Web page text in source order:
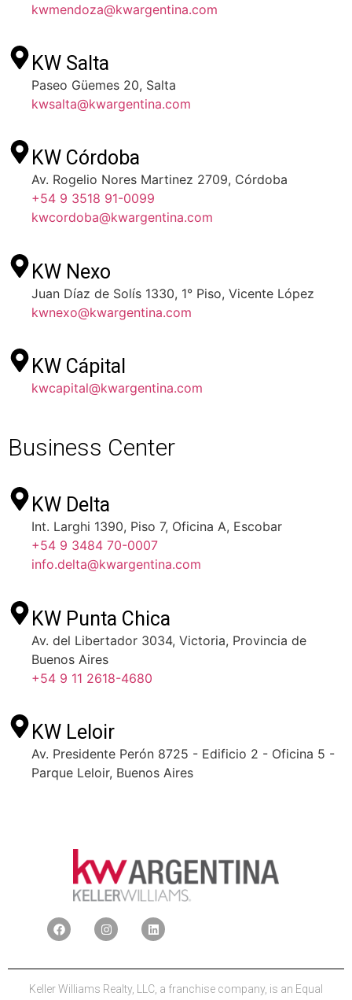
kwmendoza@kwargentina.com
KW Salta
Paseo Güemes 20, Salta
kwsalta@kwargentina.com
KW Córdoba
Av. Rogelio Nores Martinez 2709, Córdoba
+54 9 3518 91-0099
kwcordoba@kwargentina.com
KW Nexo
Juan Díaz de Solís 1330, 1° Piso, Vicente López
kwnexo@kwargentina.com
KW Cápital
kwcapital@kwargentina.com
Business Center
KW Delta
Int. Larghi 1390, Piso 7, Oficina A, Escobar
+54 9 3484 70-0007
info.delta@kwargentina.com
KW Punta Chica
Av. del Libertador 3034, Victoria, Provincia de
Buenos Aires
+54 9 11 2618-4680
KW Leloir
Av. Presidente Perón 8725 - Edificio 2 - Oficina 5 -
Parque Leloir, Buenos Aires
Keller Williams Realty, LLC, a franchise company, is an Equal